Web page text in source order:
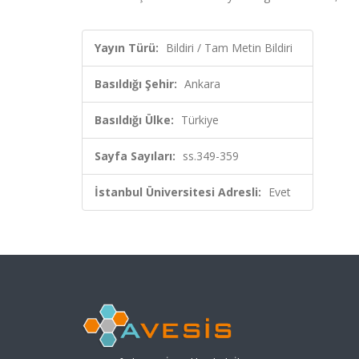
Yayın Türü: Bildiri / Tam Metin Bildiri
Basıldığı Şehir: Ankara
Basıldığı Ülke: Türkiye
Sayfa Sayıları: ss.349-359
İstanbul Üniversitesi Adresli: Evet